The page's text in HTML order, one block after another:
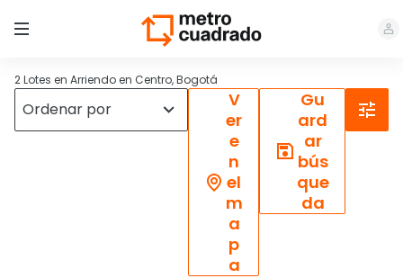
2 Lotes en Arriendo en Centro, Bogotá
V
er
e
n
el
m
a
p
a
Gu
ard
ar
bús
que
da